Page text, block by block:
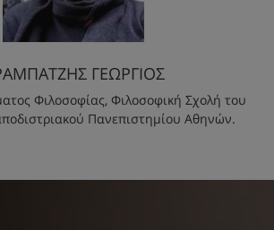
ΓΕΩΡΓΙΟΣ
Φιλοσοφίας, Φιλοσοφική Σχολή του
Πανεπιστημίου Αθηνών.